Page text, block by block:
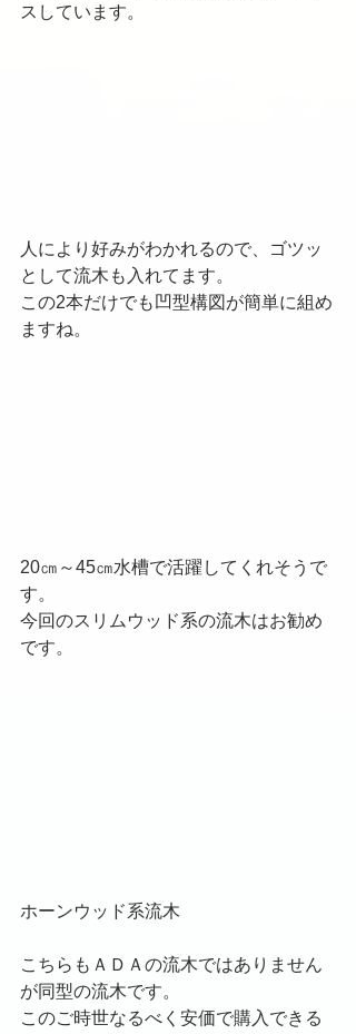
スしています。
人により好みがわかれるので、ゴツッ
として流木も入れてます。
この2本だけでも凹型構図が簡単に組め
ますね。
20㎝～45㎝水槽で活躍してくれそうで
す。
今回のスリムウッド系の流木はお勧め
です。
ホーンウッド系流木
こちらもＡＤＡの流木ではありません
が同型の流木です。
このご時世なるべく安価で購入できる